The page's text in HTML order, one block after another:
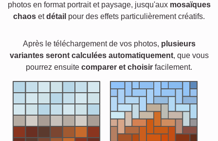
photos en format portrait et paysage, jusqu'aux mosaïques
chaos etdétail pour des effets particulièrement créatifs.
Après le téléchargement de vos photos, plusieurs
variantes seront calculées automatiquement, que vous
pourrez ensuite comparer et choisir facilement.